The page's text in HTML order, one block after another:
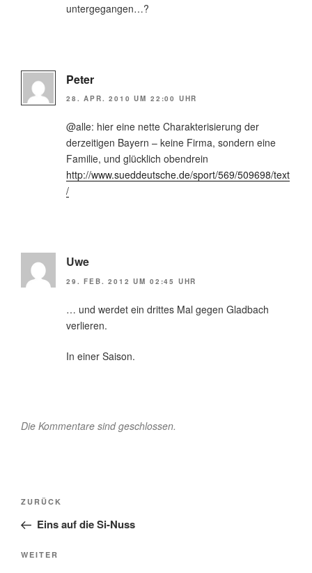
untergegangen…?
Peter
28. APR. 2010 UM 22:00 UHR
@alle: hier eine nette Charakterisierung der
derzeitigen Bayern – keine Firma, sondern eine
Familie, und glücklich obendrein
http://www.sueddeutsche.de/sport/569/509698/text
/
Uwe
29. FEB. 2012 UM 02:45 UHR
… und werdet ein drittes Mal gegen Gladbach
verlieren.
In einer Saison.
Die Kommentare sind geschlossen.
Beitragsnavigation
Vorheriger
Beitrag
ZURÜCK
Eins auf die Si-Nuss
Nächster
WEITER